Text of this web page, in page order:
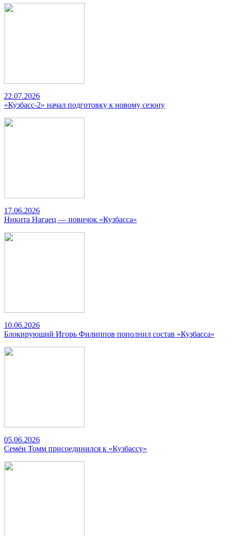
22.07.2026
«Кузбасс-2» начал подготовку к новому сезону
17.06.2026
Никита Нагаец — новичок «Кузбасса»
10.06.2026
Блокирующий Игорь Филиппов пополнил состав «Кузбасса»
05.06.2026
Семён Томм присоединился к «Кузбассу»